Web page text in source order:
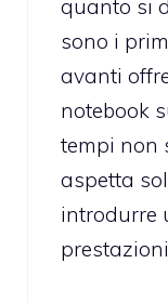
quanto si
sono i
avanti
notebook
tempi non
aspetta
introdurre